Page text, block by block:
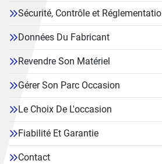
Sécurité, Contrôle et Réglementatio
Données Du Fabricant
Revendre Son Matériel
Gérer Son Parc Occasion
Le Choix De L'occasion
Fiabilité Et Garantie
Contact